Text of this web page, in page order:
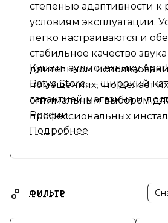
степенью адаптивности к
условиям эксплуатации.
легко настраиваются и
стабильное качество
длительном
помещениях, что делает их
оптимальным выбором
профессиональных
Купить аудиотехнику
Batya Store — широкий
гарантией магазина и
России
Подробнее
ФИЛЬТР